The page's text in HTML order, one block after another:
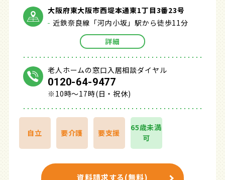
大阪府東大阪市西堤本通東1丁目3番23号
近鉄奈良線「河内小坂」駅から徒歩11分
詳細
老人ホームの窓口入居相談ダイヤル
0120-64-9477
※10時～17時(日・祝休)
自立 要介護 要支援
65歳未満
可
資料請求する(無料)